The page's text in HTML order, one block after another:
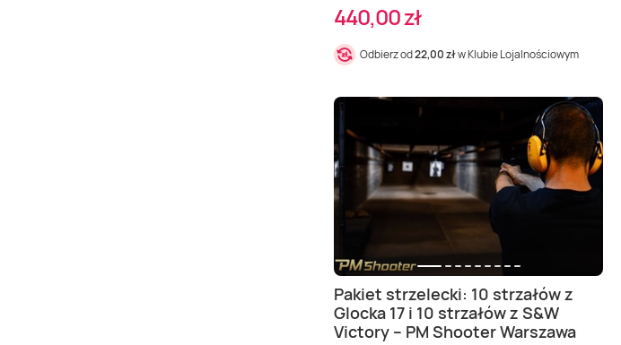
440,00 zł
Odbierz od22,00 złw Klubie Lojalnościowym
Pakiet strzelecki: 10 strzałów z
Glocka 17 i 10 strzałów z S&W
Victory – PM Shooter Warszawa